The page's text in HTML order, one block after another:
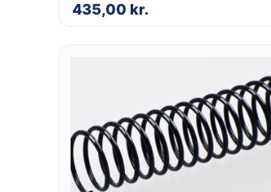
435,00 kr.